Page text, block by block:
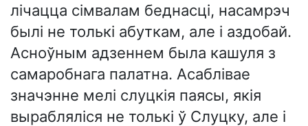
лічацца сімвалам беднасці, насамрэч
былі не толькі абуткам, але і аздобай.
Асноўным адзеннем была кашуля з
самаробнага палатна. Асаблівае
значэнне мелі слуцкія паясы, якія
вырабляліся не толькі ў Слуцку, але і